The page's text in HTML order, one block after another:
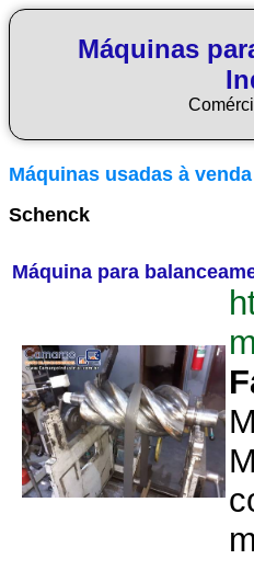
Máquinas
Máquinas usadas à venda
Schenck
Máquina para